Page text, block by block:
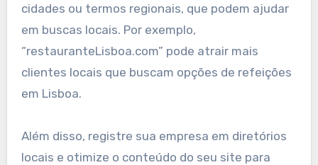
cidades ou termos regionais, que podem ajudar
em buscas locais. Por exemplo,
“restauranteLisboa.com” pode atrair mais
clientes locais que buscam opções de refeições
em Lisboa.
Além disso, registre sua empresa em diretórios
locais e otimize o conteúdo do seu site para